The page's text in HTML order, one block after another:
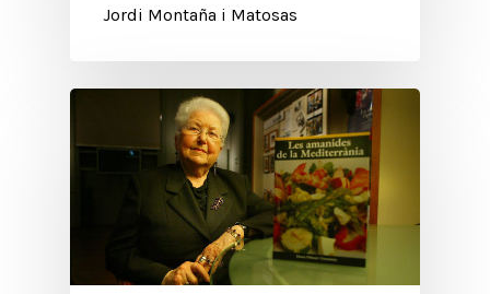
Jordi Montaña i Matosas